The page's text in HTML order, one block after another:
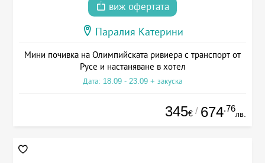
виж офертата
Паралия Катерини
Мини почивка на Олимпийската ривиера с транспорт от
Русе и настаняване в хотел
Дата: 18.09 - 23.09 + закуска
345€ / 674.76
лв.